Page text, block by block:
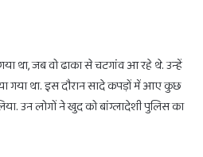
था, जब वो ढाका से चटगांव आ रहे थे. उन्हें
गया था. इस दौरान सादे कपड़ों में आए कुछ
उन लोगों ने खुद को बांग्लादेशी पुलिस का